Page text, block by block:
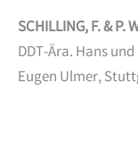
SCHILLING, F. & P.
DDT-Ära. Hans
Eugen Ulmer,